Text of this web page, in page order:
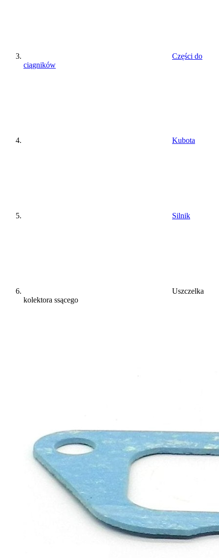
Części do
ciągników
Kubota
Silnik
Uszczelka
kolektora ssącego